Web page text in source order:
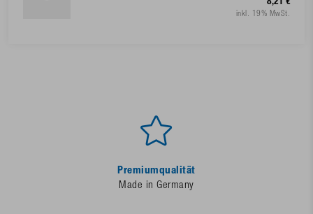
8,21 €
inkl. 19% MwSt.
Premiumqualität
Made in Germany